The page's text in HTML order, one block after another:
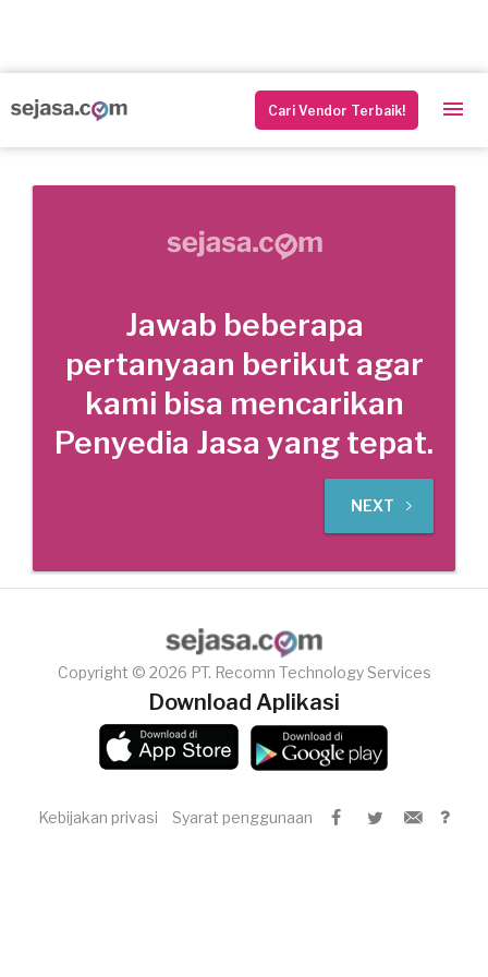
Cari Vendor Terbaik!
Jawab beberapa
pertanyaan berikut agar
kami bisa mencarikan
Penyedia Jasa yang tepat.
NEXT
Copyright © 2026 PT. Recomn Technology Services
Download Aplikasi
Kebijakan privasi Syarat penggunaan